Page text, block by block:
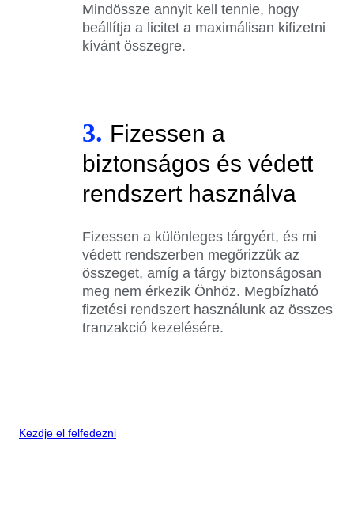
Mindössze annyit kell tennie, hogy
beállítja a licitet a maximálisan kifizetni
kívánt összegre.
3. Fizessen a
biztonságos és védett
rendszert használva
Fizessen a különleges tárgyért, és mi
védett rendszerben megőrizzük az
összeget, amíg a tárgy biztonságosan
meg nem érkezik Önhöz. Megbízható
fizetési rendszert használunk az összes
tranzakció kezelésére.
Kezdje el felfedezni